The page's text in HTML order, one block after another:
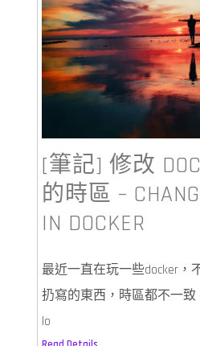
[筆記] 修改
的時區 –
IN DOCKER
最近一直在玩一些docker，
扔寫的東西，時區都不一致
lo